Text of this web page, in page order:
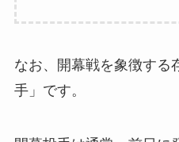
なお、開幕戦を象徴する
手」です。